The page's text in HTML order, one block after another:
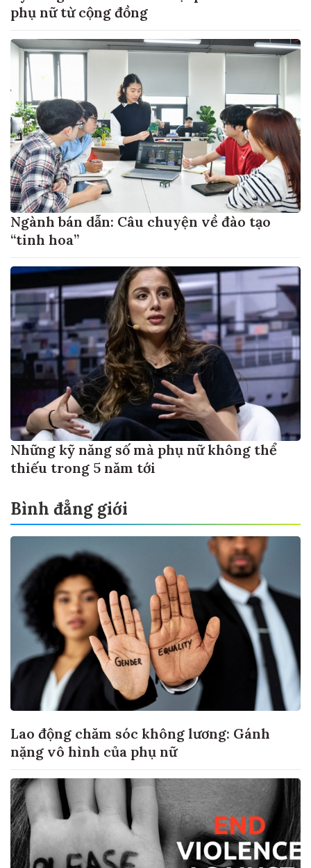
phụ nữ từ cộng đồng
Ngành bán dẫn: Câu chuyện về đào tạo
“tinh hoa”
Những kỹ năng số mà phụ nữ không thể
thiếu trong 5 năm tới
Bình đẳng giới
Lao động chăm sóc không lương: Gánh
nặng vô hình của phụ nữ